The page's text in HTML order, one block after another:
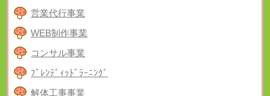
営業代行事業
WEB制作事業
コンサル事業
ﾌﾞﾚﾝﾃﾞｨｯﾄﾞﾗｰﾆﾝｸﾞ
解体工事事業